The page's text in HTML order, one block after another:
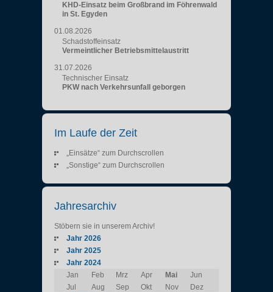
KHD-Einsatz beim Großbrand im Föhrenwald
in St. Egyden
01.08.2026
Schadstoffeinsatz
Vermeintlicher Betriebsmittelaustritt
31.07.2026
Technischer Einsatz
PKW nach Verkehrsunfall geborgen
Im Laufe der Zeit
„Einsätze“ zum Durchscrollen
„Sonstige“ zum Durchscrollen
Jahresarchiv
Stöbern sie in unserem Archiv!
Jahr 2026
Jahr 2025
Jahr 2024
Jan
Feb Mrz Apr Mai
Jun
Jul
Aug Sep Okt Nov
Dez